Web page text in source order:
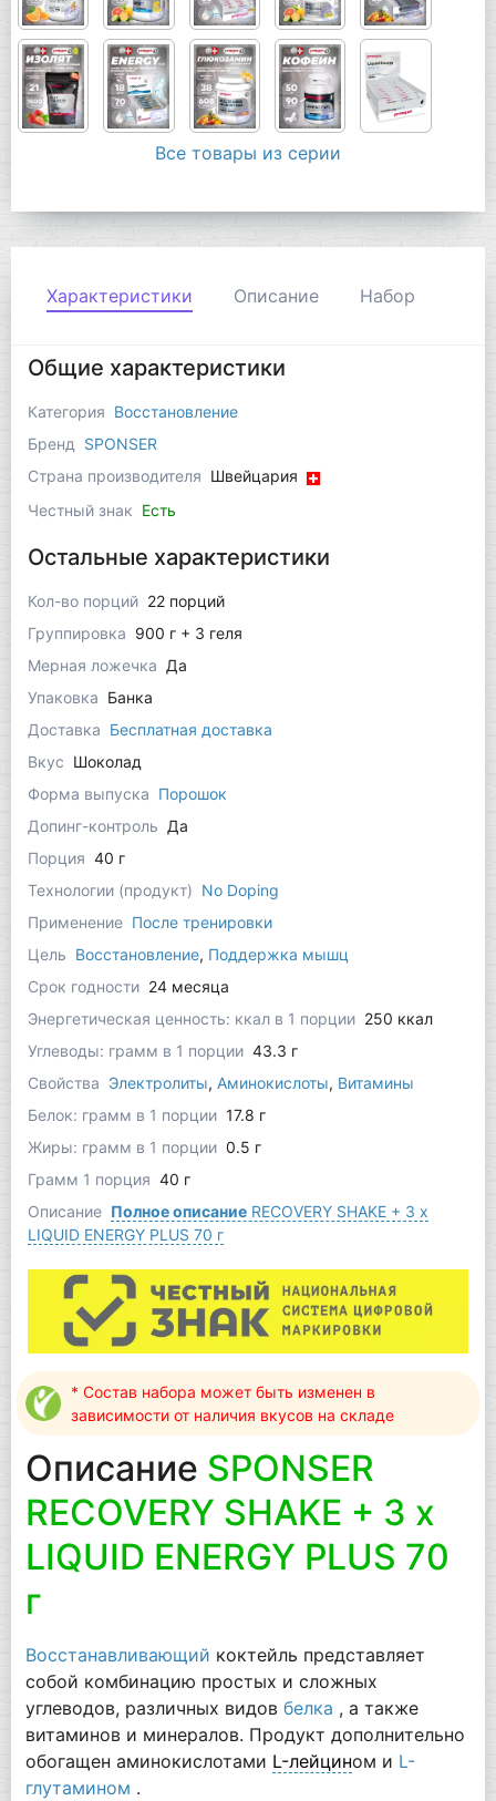
Все товары из серии
Характеристики Описание Набор
Общие характеристики
Категория Восстановление
Бренд SPONSER
Страна производителя Швейцария
Честный знак Есть
Остальные характеристики
Кол-во порций 22 порций
Группировка 900 г + 3 геля
Мерная ложечка Да
Упаковка Банка
Доставка Бесплатная доставка
Вкус Шоколад
Форма выпуска Порошок
Допинг-контроль Да
Порция 40 г
Технологии (продукт) No Doping
Применение После тренировки
Цель Восстановление, Поддержка мышц
Срок годности 24 месяца
Энергетическая ценность: ккал в 1 порции 250 ккал
Углеводы: грамм в 1 порции 43.3 г
Свойства Электролиты, Аминокислоты, Витамины
Белок: грамм в 1 порции 17.8 г
Жиры: грамм в 1 порции 0.5 г
Грамм 1 порция 40 г
Описание Полное описаниеRECOVERY SHAKE + 3 x
LIQUID ENERGY PLUS 70 г
* Состав набора может быть изменен в
зависимости от наличия вкусов на складе
Описание SPONSER
RECOVERY SHAKE + 3 x
LIQUID ENERGY PLUS 70
г
Восстанавливающий коктейль представляет
собой комбинацию простых и сложных
углеводов, различных видов белка , а также
витаминов и минералов. Продукт дополнительно
обогащен аминокислотами L-лейцином и L-
глутамином .